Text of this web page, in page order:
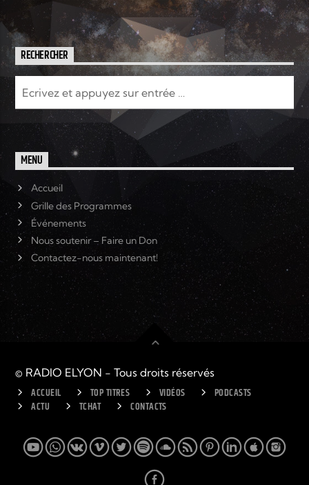
RECHERCHER
MENU
Accueil
Grille des Programmes
Événements
Nous soutenir – Faire un Don
Contactez-nous maintenant!
© RADIO ELYON - Tous droits réservés
ACCUEIL TOP TITRES VIDÉOS
PODCASTS
ACTU
TCHAT CONTACTS